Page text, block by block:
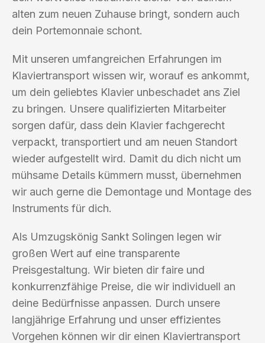
alten zum neuen Zuhause bringt, sondern auch
dein Portemonnaie schont.
Mit unseren umfangreichen Erfahrungen im
Klaviertransport wissen wir, worauf es ankommt,
um dein geliebtes Klavier unbeschadet ans Ziel
zu bringen. Unsere qualifizierten Mitarbeiter
sorgen dafür, dass dein Klavier fachgerecht
verpackt, transportiert und am neuen Standort
wieder aufgestellt wird. Damit du dich nicht um
mühsame Details kümmern musst, übernehmen
wir auch gerne die Demontage und Montage des
Instruments für dich.
Als Umzugskönig Sankt Solingen legen wir
großen Wert auf eine transparente
Preisgestaltung. Wir bieten dir faire und
konkurrenzfähige Preise, die wir individuell an
deine Bedürfnisse anpassen. Durch unsere
langjährige Erfahrung und unser effizientes
Vorgehen können wir dir einen Klaviertransport